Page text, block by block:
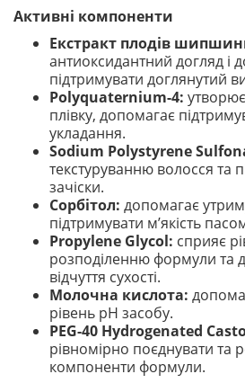
Активні компоненти
Екстракт плодів
антиоксидантний догляд і
підтримувати доглянутий
Polyquaternium-4:
плівку, допомагає
укладання.
Sodium Polystyrene
текстуруванню волосся та
зачіски.
Сорбітол: допомагає
підтримувати м’якість
Propylene Glycol: сприяє
розподіленню формули та
відчуття сухості.
Молочна кислота:
рівень pH засобу.
PEG-40 Hydrogenated
рівномірно поєднувати та
компоненти формули.